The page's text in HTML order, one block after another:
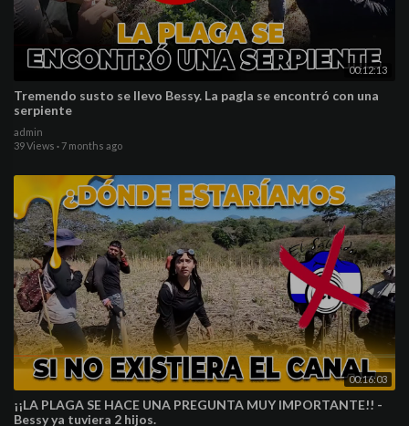
00:12:13
Tremendo susto se llevo Bessy. La pagla se encontró con una
serpiente
admin
39 Views ·7 months ago
00:16:03
¡¡LA PLAGA SE HACE UNA PREGUNTA MUY IMPORTANTE!! -
Bessy ya tuviera 2 hijos.